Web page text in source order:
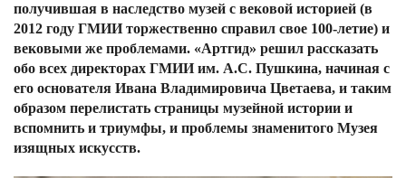
получившая в наследство музей с вековой историей (в
2012 году ГМИИ торжественно справил свое 100-летие) и
вековыми же проблемами. «Артгид» решил рассказать
обо всех директорах ГМИИ им. А.С. Пушкина, начиная с
его основателя Ивана Владимировича Цветаева, и таким
образом перелистать страницы музейной истории и
вспомнить и триумфы, и проблемы знаменитого Музея
изящных искусств.